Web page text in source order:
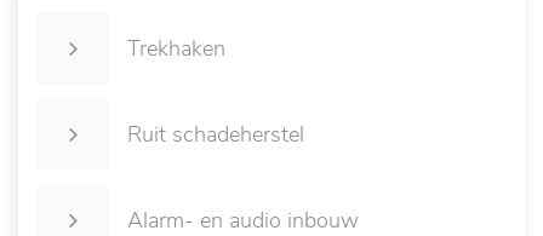
Trekhaken
Ruit schadeherstel
Alarm- en audio inbouw